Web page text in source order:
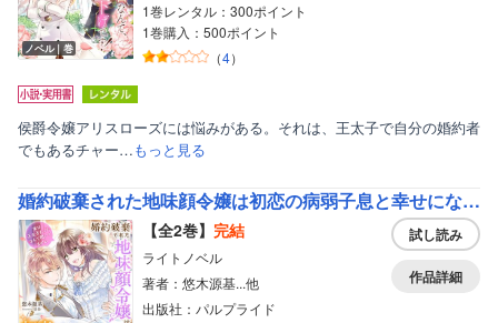
ノベル｜巻
1巻レンタル：300ポイント
1巻購入：500ポイント
（4）
侯爵令嬢アリスローズには悩みがある。それは、王太子で自分の婚約者
でもあるチャー…もっと見る
婚約破棄された地味顔令嬢は初恋の病弱子息と幸せになる～実は王太子だったなんて聞いてません～
【全2巻】 完結
ライトノベル
著者：悠木源基...他
出版社：パルプライド
試し読み
作品詳細